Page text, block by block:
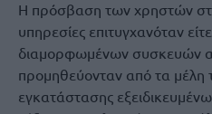
Η πρόσβαση των χρηστών
υπηρεσίες επιτυγχανόταν
διαμορφωμένων συσκευών
προμηθεύονταν από τα μέλη
εγκατάστασης